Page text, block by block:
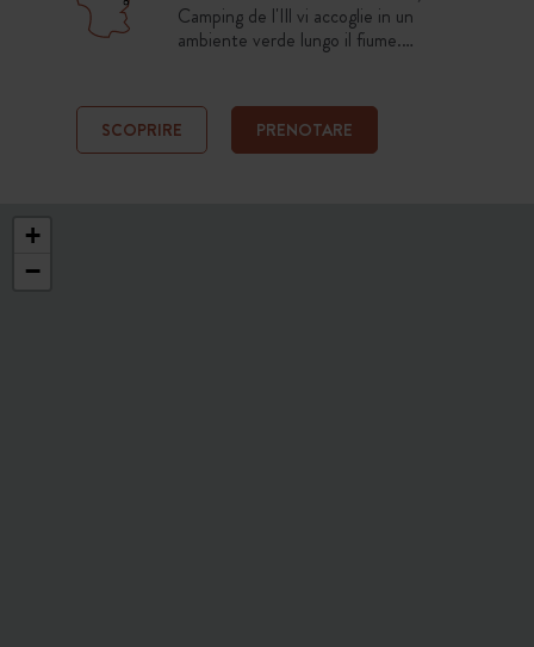
Camping de l'Ill vi accoglie in un
ambiente verde lungo il fiume.
permettono di godere della
tranquillità e della natura mentre
esplorate Colmar e i suoi dintorni.
SCOPRIRE PRENOTARE
+
−